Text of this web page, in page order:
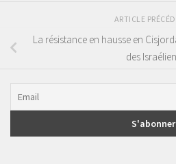
ARTICLE
La résistance en hausse en
des